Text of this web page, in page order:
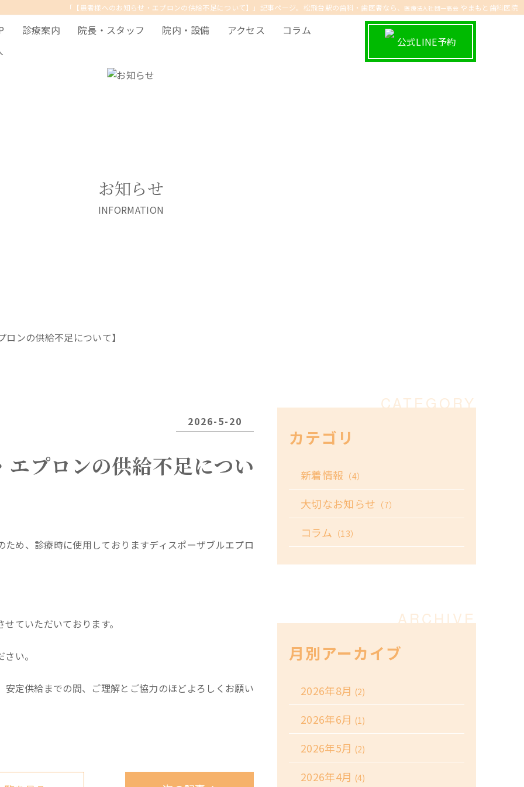
「【患者様へのお知らせ・エプロンの供給不足について】」記事ページ。松飛台駅の歯科・歯医者なら、 医療法人社団一高会 やまもと歯科医院
診療案内 院長・スタッフ 院内・設備 アクセス
コラム
公式LINE予約
お知らせ
INFORMATION
ンの供給不足について】
2026-5-20
プロンの供給不足につい
め、診療時に使用しておりますディスポーザブルエプロ
ていただいております。
い。
定供給までの間、ご理解とご協力のほどよろしくお願い
カテゴリ
新着情報 （4）
大切なお知らせ （7）
コラム （13）
月別アーカイブ
2026年8月 (2)
2026年6月 (1)
2026年5月 (2)
2026年4月 (4)